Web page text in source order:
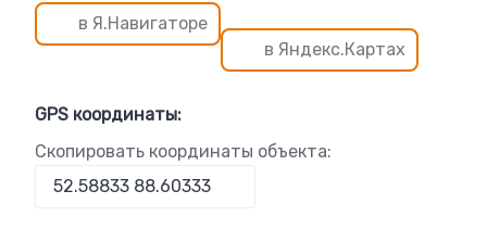
в Я.Навигаторе
в Яндекс.Картах
GPS координаты:
Скопировать координаты объекта: